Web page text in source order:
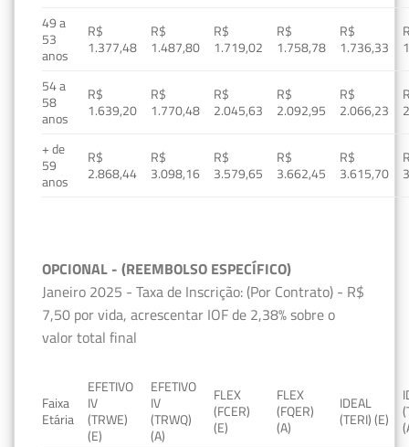
49 a
53
anos
R$
1.377,48
R$
1.487,80
R$
1.719,02
R$
1.758,78
R$
1.736,33
54 a
58
anos
R$
1.639,20
R$
1.770,48
R$
2.045,63
R$
2.092,95
R$
2.066,23
+ de
59
anos
R$
2.868,44
R$
3.098,16
R$
3.579,65
R$
3.662,45
R$
3.615,70
OPCIONAL - (REEMBOLSO ESPECÍFICO)
Janeiro 2025 - Taxa de Inscrição: (Por Contrato) - R$
7,50 por vida, acrescentar IOF de 2,38% sobre o
valor total final
Faixa
Etária
EFETIVO
IV
(TRWE)
(E)
EFETIVO
IV
(TRWQ)
(A)
FLEX
(FCER)
(E)
FLEX
(FQER)
(A)
IDEAL
(TERI) (E)